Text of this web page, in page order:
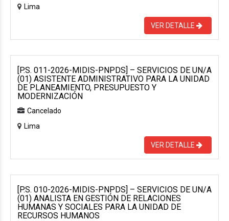
Lima
VER DETALLE
[P.S. 011-2026-MIDIS-PNPDS] – SERVICIOS DE UN/A
(01) ASISTENTE ADMINISTRATIVO PARA LA UNIDAD
DE PLANEAMIENTO, PRESUPUESTO Y
MODERNIZACIÓN
Cancelado
Lima
VER DETALLE
[P.S. 010-2026-MIDIS-PNPDS] – SERVICIOS DE UN/A
(01) ANALISTA EN GESTIÓN DE RELACIONES
HUMANAS Y SOCIALES PARA LA UNIDAD DE
RECURSOS HUMANOS